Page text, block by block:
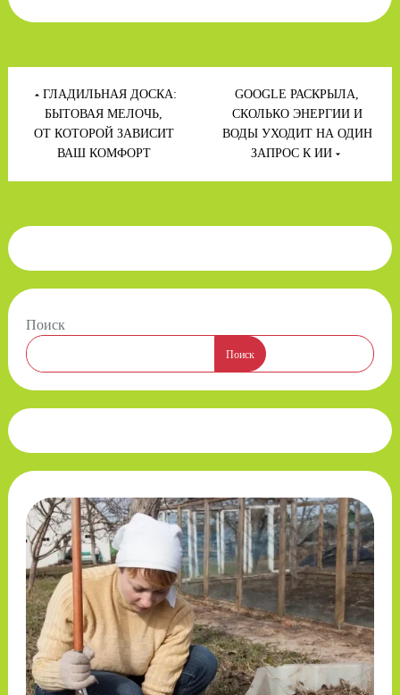
Навигация
по
записям
ГЛАДИЛЬНАЯ ДОСКА:
БЫТОВАЯ МЕЛОЧЬ,
ОТ КОТОРОЙ ЗАВИСИТ
ВАШ КОМФОРТ
GOOGLE РАСКРЫЛА,
СКОЛЬКО ЭНЕРГИИ И
ВОДЫ УХОДИТ НА ОДИН
ЗАПРОС К ИИ
Поиск
Поиск